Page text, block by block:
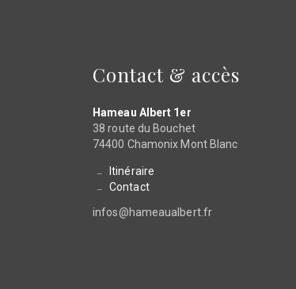
Contact & accès
Hameau Albert 1er
38 route du Bouchet
74400 Chamonix Mont Blanc
Itinéraire
Contact
infos@hameaualbert.fr